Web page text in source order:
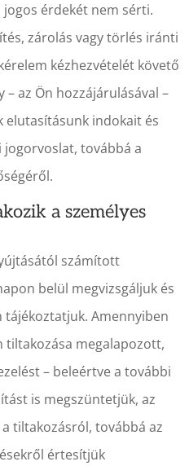
érdekét nem sérti.
zárolás vagy törlés iránti
kézhezvételét követő
az Ön hozzájárulásával –
indokait és
továbbá a
a személyes
számított
belül megvizsgáljuk és
Amennyiben
tiltakozása megalapozott,
– beleértve a további
is megszüntetjük, az
tiltakozásról, továbbá az
értesítjük